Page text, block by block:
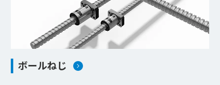
ボールねじ